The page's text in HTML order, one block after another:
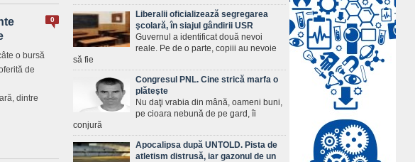
0
o bursă
de
dintre
Liberalii oficializează segregarea
şcolară, în siajul gândirii USR
Guvernul a identificat două nevoi
reale. Pe de o parte, copiii au nevoie
să fie
Congresul PNL. Cine strică marfa o
plăteşte
Nu daţi vrabia din mână, oameni buni,
pe cioara nebună de pe gard, îi
conjură
Apocalipsa după UNTOLD. Pista de
atletism distrusă, iar gazonul de un